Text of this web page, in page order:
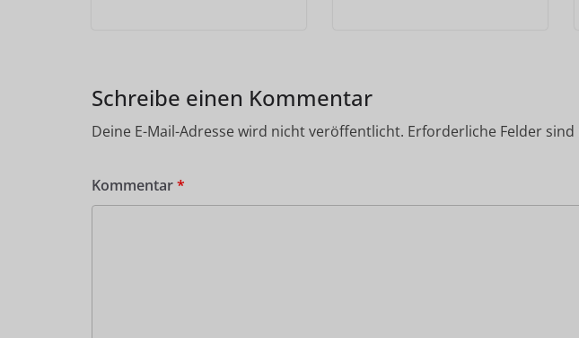
Schreibe einen Kommentar
Deine E-Mail-Adresse wird nicht veröffentlicht. Erforderliche Felder
Kommentar*